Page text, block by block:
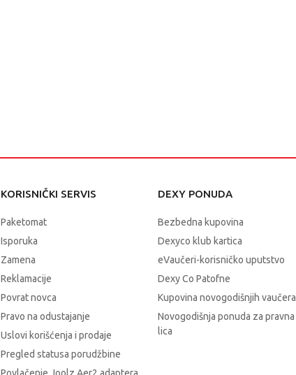
KORISNIČKI SERVIS
Paketomat
Isporuka
Zamena
Reklamacije
Povrat novca
Pravo na odustajanje
Uslovi korišćenja i prodaje
Pregled statusa porudžbine
DEXY PONUDA
Bezbedna kupovina
Dexyco klub kartica
eVaučeri-korisničko uputstvo
Dexy Co Patofne
Kupovina novogodišnjih vaučera
Novogodišnja ponuda za pravna
lica